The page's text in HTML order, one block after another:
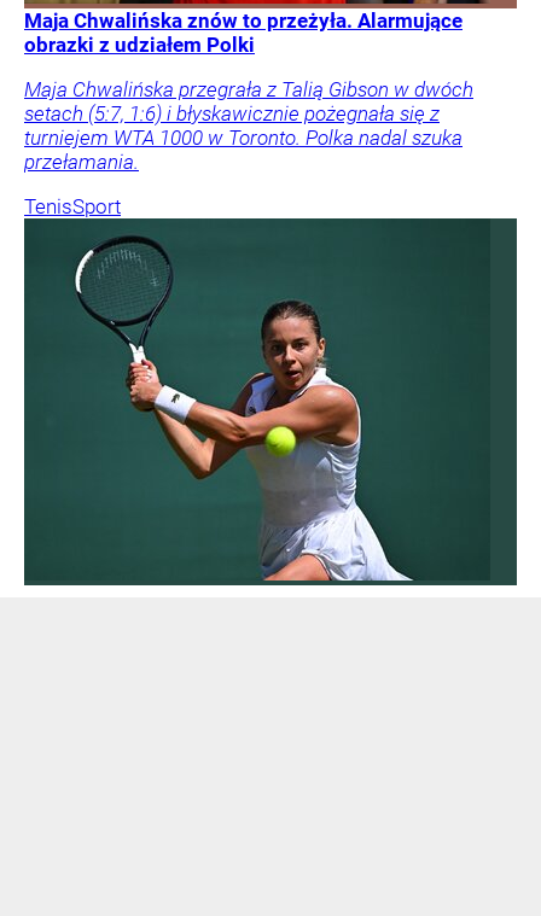
Maja Chwalińska znów to przeżyła. Alarmujące
obrazki z udziałem Polki
Maja Chwalińska przegrała z Talią Gibson w dwóch
setach (5:7, 1:6) i błyskawicznie pożegnała się z
turniejem WTA 1000 w Toronto. Polka nadal szuka
przełamania.
TenisSport